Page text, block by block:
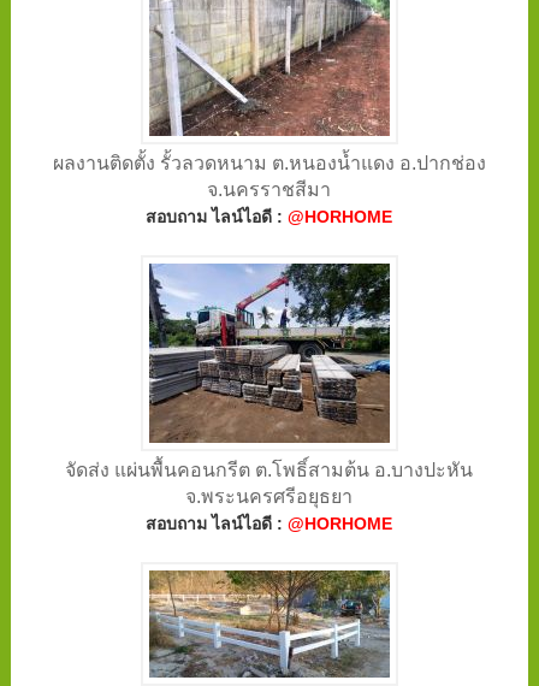
ผลงานติดตั้ง รั้วลวดหนาม ต.หนองน้ำแดง อ.ปากช่อง
จ.นครราชสีมา
สอบถาม ไลน์ไอดี :@HORHOME
จัดส่ง แผ่นพื้นคอนกรีต ต.โพธิ์สามต้น อ.บางปะหัน
จ.พระนครศรีอยุธยา
สอบถาม ไลน์ไอดี :@HORHOME